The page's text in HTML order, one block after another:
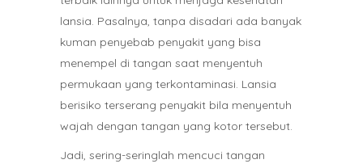
lansia. Pasalnya, tanpa disadari ada banyak
kuman penyebab penyakit yang bisa
menempel di tangan saat menyentuh
permukaan yang terkontaminasi. Lansia
berisiko terserang penyakit bila menyentuh
wajah dengan tangan yang kotor tersebut.
Jadi, sering-seringlah mencuci tangan